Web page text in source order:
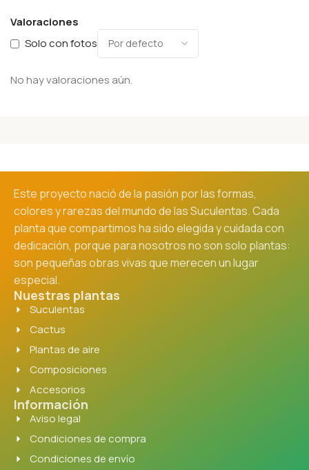
Valoraciones
Solo con fotos
No hay valoraciones aún.
Este proyecto nació de la pasión por las formas,
colores y rarezas del mundo de las Suculentas. Cada
planta que compartimos ha sido elegida y cuidada con
dedicación, porque para nosotros no son solo plantas:
son pequeñas obras vivas que merecen un lugar
especial.
Nuestras plantas
Suculentas
Cactus
Plantas de aire
Composiciones
Accesorios
Información
Aviso legal
Condiciones de compra
Condiciones de envío